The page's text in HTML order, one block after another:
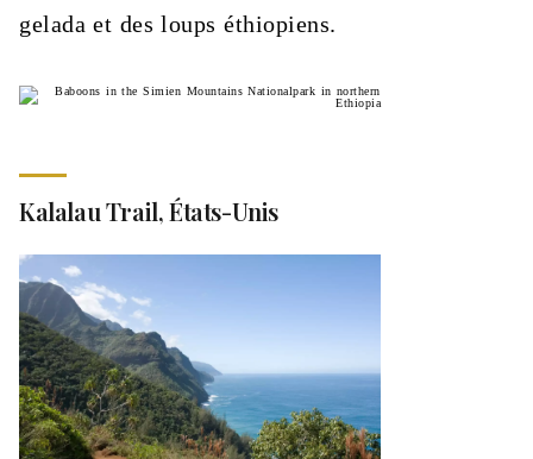
gelada et des loups éthiopiens.
Kalalau Trail, États-Unis